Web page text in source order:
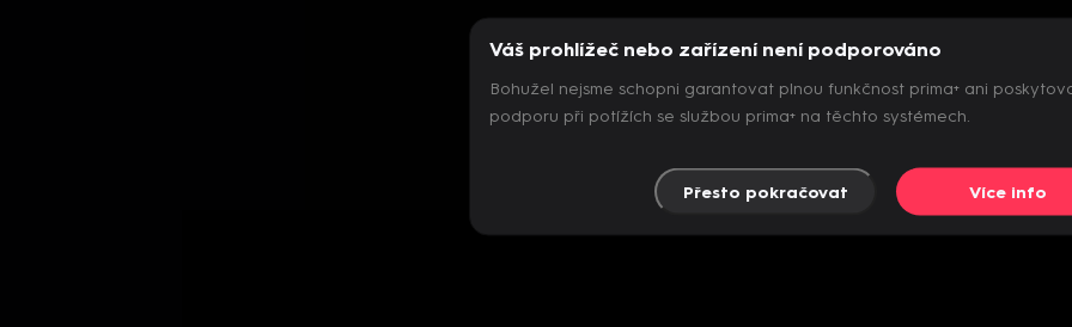
Váš prohlížeč nebo zařízení není podporováno
Bohužel nejsme schopni garantovat plnou funkčnost prima+ ani
podporu při potížích se službou prima+ na těchto systémech.
Přesto pokračovat Více info